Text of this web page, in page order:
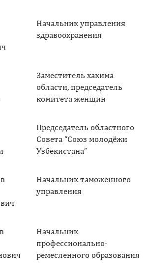
Начальник управления
здравоохранения
Заместитель хакима
области, председатель
комитета женщин
Председатель областного
Совета “Союз молодёжи
Узбекистана”
Начальник таможенного
управления
Начальник
профессионально-
ремесленного образования